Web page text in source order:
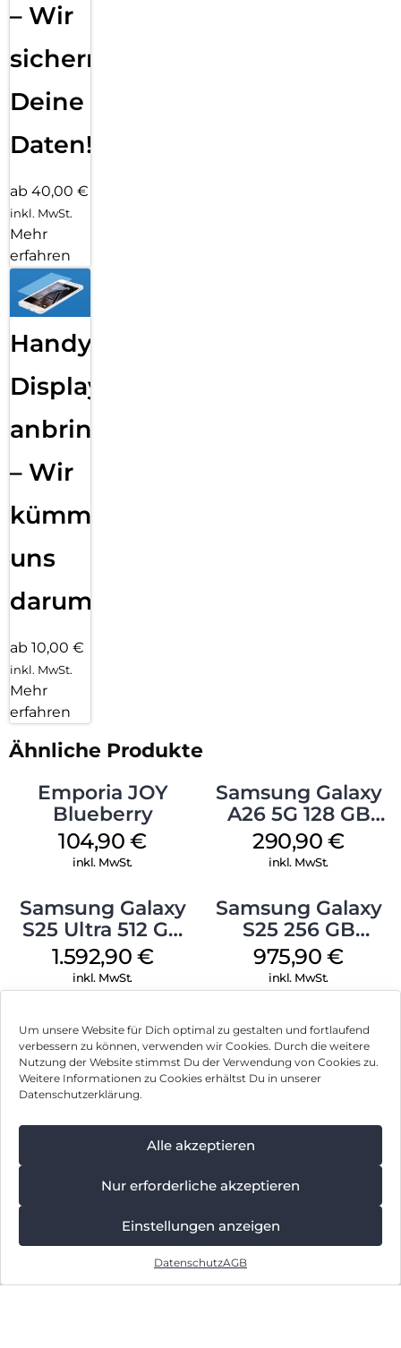
Um unsere Website für Dich optimal zu gestalten und fortlaufend
verbessern zu können, verwenden wir Cookies. Durch die weitere
Nutzung der Website stimmst Du der Verwendung von Cookies zu.
Weitere Informationen zu Cookies erhältst Du in unserer
Datenschutzerklärung.
Alle akzeptieren
Nur erforderliche akzeptieren
Einstellungen anzeigen
DatenschutzAGB
– Wir
sichern
Deine
Daten!
ab 40,00 €
inkl. MwSt.
Mehr
erfahren
Handy
Displayfolie
anbringen
– Wir
kümmern
uns
darum!
ab 10,00 €
inkl. MwSt.
Mehr
erfahren
Ähnliche Produkte
Emporia JOY
Blueberry
104,90€
inkl. MwSt.
Samsung Galaxy
A26 5G 128 GB
Mint
290,90€
inkl. MwSt.
Samsung Galaxy
S25 Ultra 512 GB
Titanium
Silverblue
1.592,90 €
inkl. MwSt.
Samsung Galaxy
S25 256 GB
Icyblue
975,90€
inkl. MwSt.
Nothing Phone
(3a) 256 GB Black
378,90€
inkl. MwSt.
HMD Fusion
Business Edition
256 GB Grey
266,90€
Google Pixel 9 Pro
Obsidian
779,90€
Motorola Moto
Charcoal Gray
393,90
Apple iPhone 16
128 GB Schwarz
Sonim XP400 5G
128 GB Schwarz